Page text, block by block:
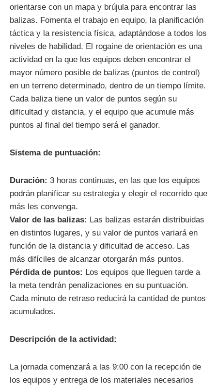
orientarse con un mapa y brújula para encontrar las
balizas. Fomenta el trabajo en equipo, la planificación
táctica y la resistencia física, adaptándose a todos los
niveles de habilidad. El rogaine de orientación es una
actividad en la que los equipos deben encontrar el
mayor número posible de balizas (puntos de control)
en un terreno determinado, dentro de un tiempo límite.
Cada baliza tiene un valor de puntos según su
dificultad y distancia, y el equipo que acumule más
puntos al final del tiempo será el ganador.
Sistema de puntuación:
Duración: 3 horas continuas, en las que los equipos
podrán planificar su estrategia y elegir el recorrido que
más les convenga.
Valor de las balizas: Las balizas estarán distribuidas
en distintos lugares, y su valor de puntos variará en
función de la distancia y dificultad de acceso. Las
más difíciles de alcanzar otorgarán más puntos.
Pérdida de puntos: Los equipos que lleguen tarde a
la meta tendrán penalizaciones en su puntuación.
Cada minuto de retraso reducirá la cantidad de puntos
acumulados.
Descripción de la actividad:
La jornada comenzará a las 9:00 con la recepción de
los equipos y entrega de los materiales necesarios